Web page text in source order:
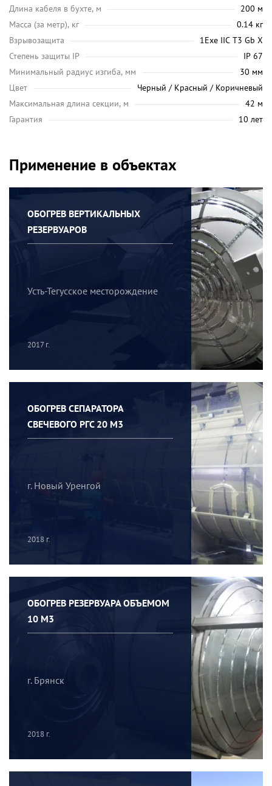
Длина кабеля в бухте, м
200 м
Масса (за метр), кг
0.14 кг
Взрывозащита
1Exe IIC T3 Gb X
Степень защиты IP
IP 67
Минимальный радиус изгиба, мм
30 мм
Цвет
Черный / Красный / Коричневый
Максимальная длина секции, м
42 м
Гарантия
10 лет
Применение в объектах
ОБОГРЕВ ВЕРТИКАЛЬНЫХ
РЕЗЕРВУАРОВ
Усть-Тегусское месторождение
2017 г.
ОБОГРЕВ СЕПАРАТОРА
СВЕЧЕВОГО РГС 20 М3
г. Новый Уренгой
2018 г.
ОБОГРЕВ РЕЗЕРВУАРА ОБЪЕМОМ
10 М3
г. Брянск
2018 г.